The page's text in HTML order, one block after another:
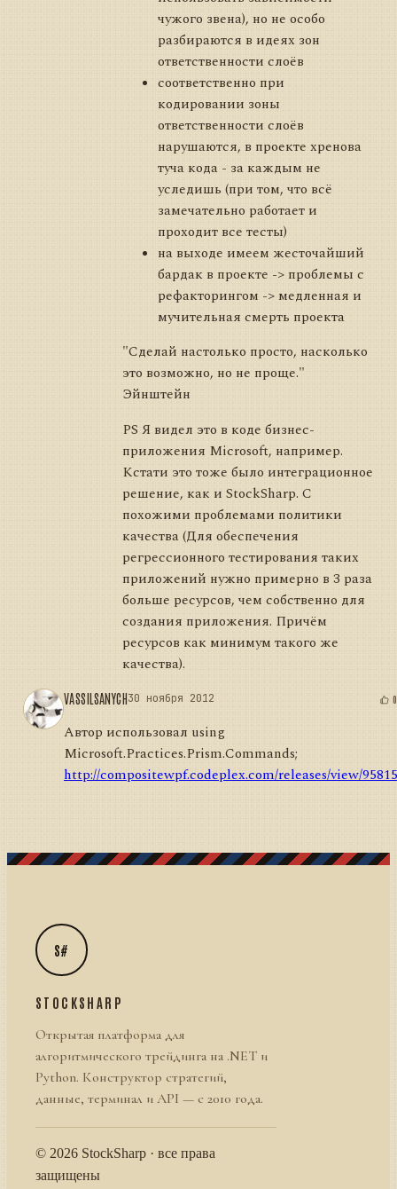
чужого звена), но не особо
разбираются в идеях зон
ответственности слоёв
соответственно при
кодировании зоны
ответственности слоёв
нарушаются, в проекте хренова
туча кода - за каждым не
уследишь (при том, что всё
замечательно работает и
проходит все тесты)
на выходе имеем жесточайший
бардак в проекте -> проблемы с
рефакторингом -> медленная и
мучительная смерть проекта
"Сделай настолько просто, насколько
это возможно, но не проще."
Эйнштейн
PS Я видел это в коде бизнес-
приложения Microsoft, например.
Кстати это тоже было интеграционное
решение, как и StockSharp. C
похожими проблемами политики
качества (Для обеспечения
регрессионного тестирования таких
приложений нужно примерно в 3 раза
больше ресурсов, чем собственно для
создания приложения. Причём
ресурсов как минимум такого же
качества).
VASSILSANYCH30 ноября 2012 0
Автор использовал using
Microsoft.Practices.Prism.Commands;
http://compositewpf.codeplex.com/releases/view/95815
S#
STOCKSHARP
Открытая платформа для
алгоритмического трейдинга на .NET и
Python. Конструктор стратегий,
данные, терминал и API — с 2010 года.
© 2026 StockSharp · все права
защищены